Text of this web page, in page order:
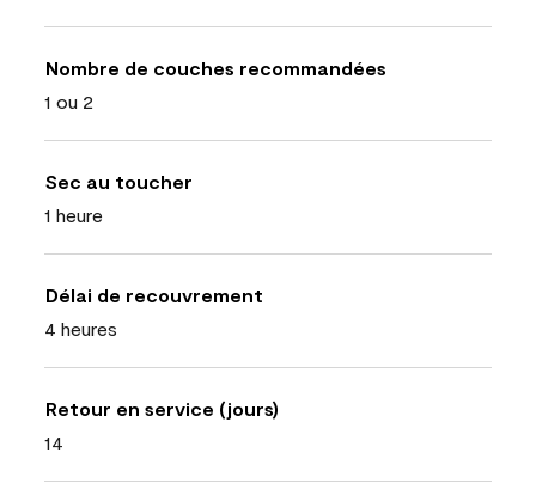
Nombre de couches recommandées
1 ou 2
Sec au toucher
1 heure
Délai de recouvrement
4 heures
Retour en service (jours)
14